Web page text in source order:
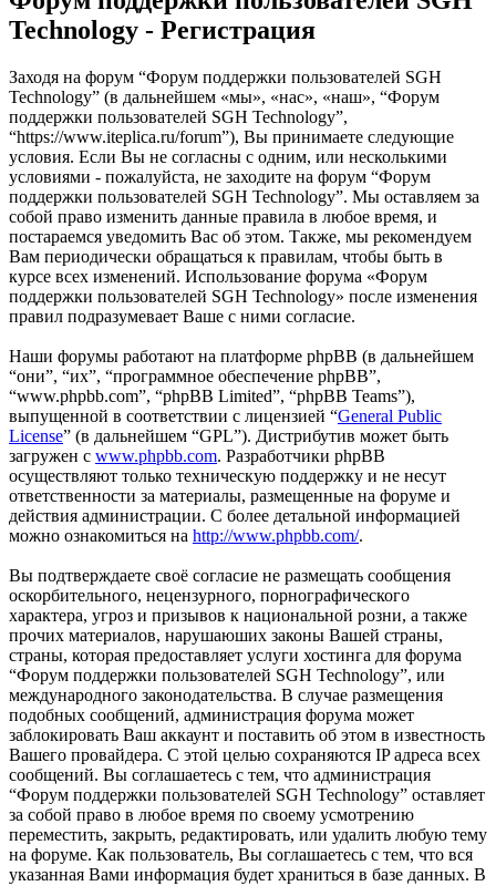
Technology - Регистрация
Заходя на форум “Форум поддержки пользователей SGH
Technology” (в дальнейшем «мы», «нас», «наш», “Форум
поддержки пользователей SGH Technology”,
“https://www.iteplica.ru/forum”), Вы принимаете следующие
условия. Если Вы не согласны с одним, или несколькими
условиями - пожалуйста, не заходите на форум “Форум
поддержки пользователей SGH Technology”. Мы оставляем за
собой право изменить данные правила в любое время, и
постараемся уведомить Вас об этом. Также, мы рекомендуем
Вам периодически обращаться к правилам, чтобы быть в
курсе всех изменений. Использование форума «Форум
поддержки пользователей SGH Technology» после изменения
правил подразумевает Ваше с ними согласие.
Наши форумы работают на платформе phpBB (в дальнейшем
“они”, “их”, “программное обеспечение phpBB”,
“www.phpbb.com”, “phpBB Limited”, “phpBB Teams”),
выпущенной в соответствии с лицензией “General Public
License” (в дальнейшем “GPL”). Дистрибутив может быть
загружен с www.phpbb.com. Разработчики phpBB
осуществляют только техническую поддержку и не несут
ответственности за материалы, размещенные на форуме и
действия администрации. С более детальной информацией
можно ознакомиться на http://www.phpbb.com/.
Вы подтверждаете своё согласие не размещать сообщения
оскорбительного, нецензурного, порнографического
характера, угроз и призывов к национальной розни, а также
прочих материалов, нарушаюших законы Вашей страны,
страны, которая предоставляет услуги хостинга для форума
“Форум поддержки пользователей SGH Technology”, или
международного законодательства. В случае размещения
подобных сообщений, администрация форума может
заблокировать Ваш аккаунт и поставить об этом в известность
Вашего провайдера. С этой целью сохраняются IP адреса всех
сообщений. Вы соглашаетесь с тем, что администрация
“Форум поддержки пользователей SGH Technology” оставляет
за собой право в любое время по своему усмотрению
переместить, закрыть, редактировать, или удалить любую тему
на форуме. Как пользователь, Вы соглашаетесь с тем, что вся
указанная Вами информация будет храниться в базе данных. В